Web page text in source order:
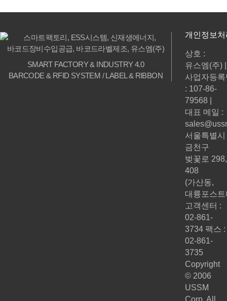
SMART FACTORY & INDUSTRY 4.0
BARCODE & RFID SYSTEM / LABEL & RIBBON
개인정보
상호 :
유스엠(주) |
사업자등
: 107-86-
79568 |
대표 메일 :
서울특별시
금천구
벚꽃로 298,
408
(가산동,
대륭포스
고객센터 :
02-861-
3734 팩스 :
02-861-
3735
Copyright
© 2006
USSM
Corp. All